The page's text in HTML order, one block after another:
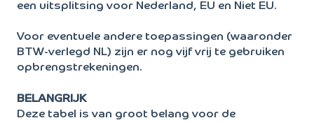
een uitsplitsing voor Nederland, EU en Niet EU.
Voor eventuele andere toepassingen (waaronder
BTW-verlegd NL) zijn er nog vijf vrij te gebruiken
opbrengstrekeningen.
BELANGRIJK
Deze tabel is van groot belang voor de